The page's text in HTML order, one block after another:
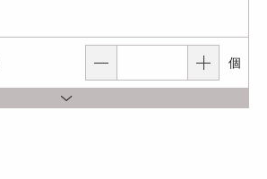
個